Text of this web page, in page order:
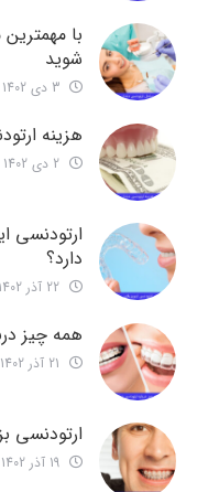
با
شوید
هزینه
ارتودنسی
دارد؟
همه چیز
ارتودنسی